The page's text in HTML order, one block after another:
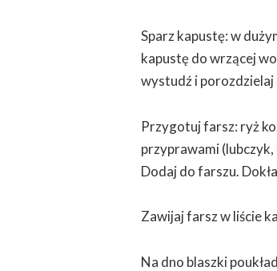
Sparz kapustę: w
kapustę do wrzącej
wystudź i porozdzielaj
Przygotuj farsz: ryż
przyprawami (lubczyk,
Dodaj do farszu.
Zawijaj farsz w liście
Na dno blaszki